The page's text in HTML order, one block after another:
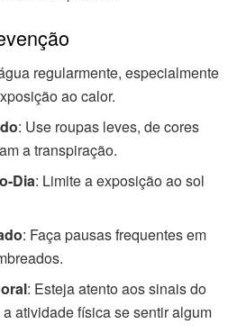
regularmente, especialmente
ao calor.
: Use roupas leves, de cores
a transpiração.
Dia: Limite a exposição ao sol
: Faça pausas frequentes em
: Esteja atento aos sinais do
atividade física se sentir algum